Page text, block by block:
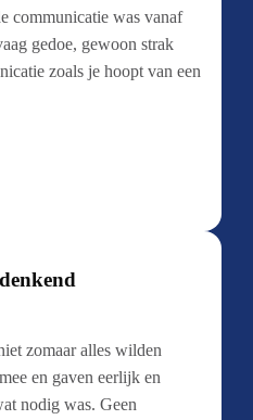
communicatie was vanaf
gedoe, gewoon strak
zoals je hoopt van een
zomaar alles wilden
en gaven eerlijk en
nodig was. Geen